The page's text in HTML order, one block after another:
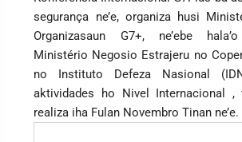
segurança ne’e, organiza husi
Organizasaun G7+, ne’ebe
Ministério Negosio Estrajeru no
no Instituto Defeza Nasional
aktividades ho Nivel Internacional ,
realiza iha Fulan Novembro Tinan ne’e.